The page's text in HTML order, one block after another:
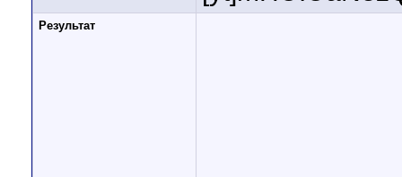
Результат